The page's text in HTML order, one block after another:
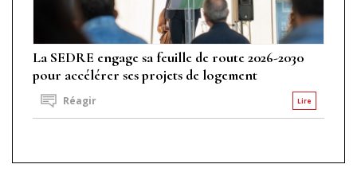
La SEDRE engage sa feuille de route 2026-2030
pour accélérer ses projets de logement
Lire
Réagir